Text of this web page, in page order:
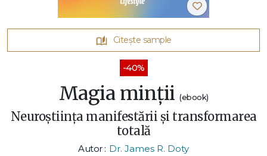
Citește sample
-40%
Magia minții (ebook)
Neuroștiința manifestării și transformarea
totală
Autor : Dr. James R. Doty